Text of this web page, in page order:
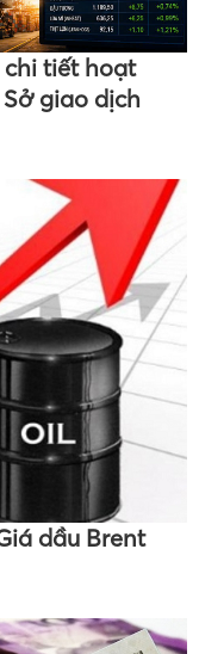
tiết hoạt
giao dịch
dầu Brent